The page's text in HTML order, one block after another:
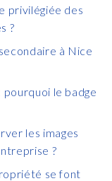
privilégiée des
?
à Nice
le badge
les images
?
se font